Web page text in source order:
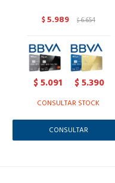
$5.989 $6.654
$5.091 $5.390
CONSULTAR STOCK
CONSULTAR